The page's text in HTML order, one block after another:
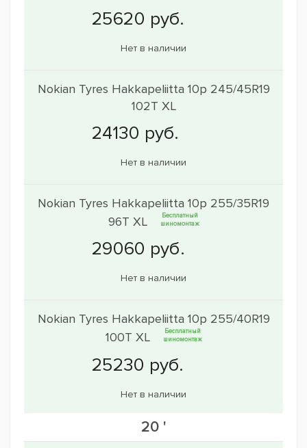
Нет в наличии
Nokian Tyres Hakkapeliitta 10p 245/45R19
102T XL
Нет в наличии
Nokian Tyres Hakkapeliitta 10p 255/35R19
96T XL
Бесплатный
шиномонтаж
Нет в наличии
Nokian Tyres Hakkapeliitta 10p 255/40R19
100T XL
Бесплатный
шиномонтаж
Нет в наличии
20 '